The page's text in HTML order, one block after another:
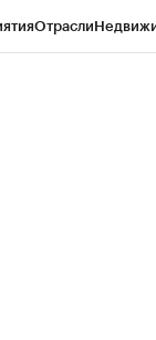
Отрасли